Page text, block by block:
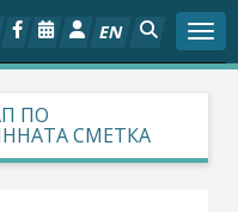
EN
ПО
СМЕТКА